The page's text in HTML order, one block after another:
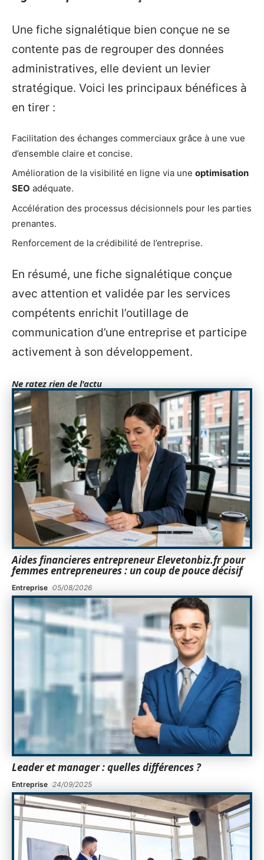
Une fiche signalétique bien conçue ne se
contente pas de regrouper des données
administratives, elle devient un levier
stratégique. Voici les principaux bénéfices à
en tirer :
Facilitation des échanges commerciaux grâce à une vue
d’ensemble claire et concise.
Amélioration de la visibilité en ligne via une optimisation
SEO adéquate.
Accélération des processus décisionnels pour les parties
prenantes.
Renforcement de la crédibilité de l’entreprise.
En résumé, une fiche signalétique conçue
avec attention et validée par les services
compétents enrichit l’outillage de
communication d’une entreprise et participe
activement à son développement.
Ne ratez rien de l'actu
Aides financieres entrepreneur Elevetonbiz.fr pour
femmes entrepreneures : un coup de pouce décisif
Entreprise 05/08/2026
Leader et manager : quelles différences ?
Entreprise 24/09/2025